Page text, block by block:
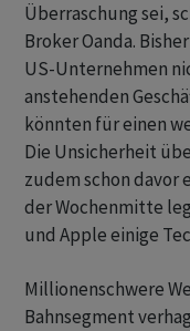
Überraschung sei,
Broker Oanda.
US-Unternehmen
anstehenden
könnten für einen
Die Unsicherheit
zudem schon davor
der Wochenmitte
und Apple einige
Millionenschwere
Bahnsegment